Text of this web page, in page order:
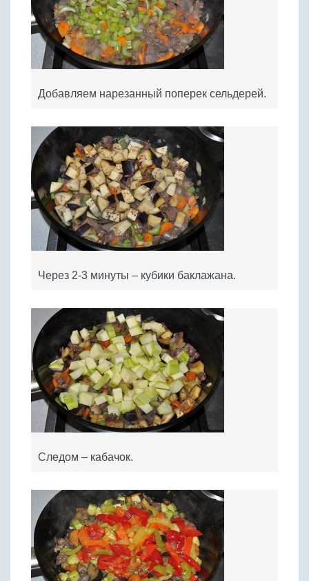
Добавляем нарезанный поперек сельдерей.
Через 2-3 минуты – кубики баклажана.
Следом – кабачок.